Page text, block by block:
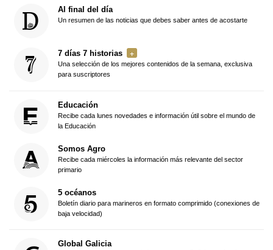
Al final del día
Un resumen de las noticias que debes saber antes de acostarte
7 días 7 historias
Una selección de los mejores contenidos de la semana, exclusiva
para suscriptores
Educación
Recibe cada lunes novedades e información útil sobre el mundo de
la Educación
Somos Agro
Recibe cada miércoles la información más relevante del sector
primario
5 océanos
Boletín diario para marineros en formato comprimido (conexiones de
baja velocidad)
Global Galicia